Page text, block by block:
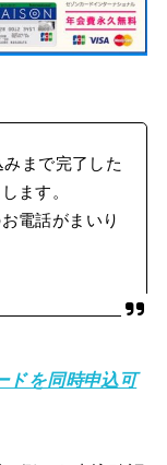
まで完了した
ます。
電話がまいり
ドを同時申込可